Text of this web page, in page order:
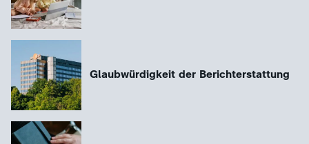
Glaubwürdigkeit der Berichterstattung